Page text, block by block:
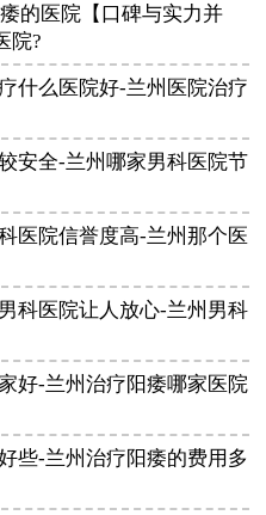
的医院【口碑与实力并
院?
什么医院好-兰州医院治疗
安全-兰州哪家男科医院节
医院信誉度高-兰州那个医
科医院让人放心-兰州男科
好-兰州治疗阳痿哪家医院
些-兰州治疗阳痿的费用多